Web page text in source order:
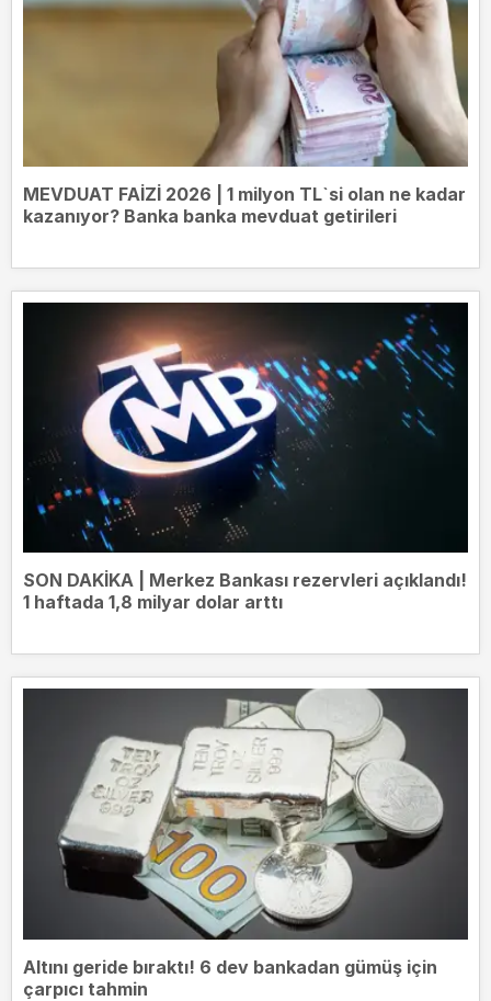
MEVDUAT FAİZİ 2026 | 1 milyon TL`si olan ne kadar
kazanıyor? Banka banka mevduat getirileri
SON DAKİKA | Merkez Bankası rezervleri açıklandı!
1 haftada 1,8 milyar dolar arttı
Altını geride bıraktı! 6 dev bankadan gümüş için
çarpıcı tahmin